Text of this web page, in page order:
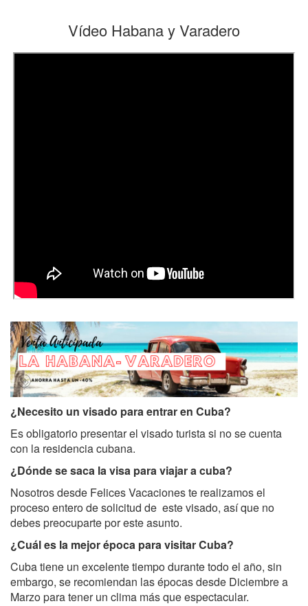
Vídeo Habana y Varadero
¿Necesito un visado para entrar en Cuba?
Es obligatorio presentar el visado turista si no se cuenta
con la residencia cubana.
¿Dónde se saca la visa para viajar a cuba?
Nosotros desde Felices Vacaciones te realizamos el
proceso entero de solicitud de este visado, así que no
debes preocuparte por este asunto.
¿Cuál es la mejor época para visitar Cuba?
Cuba tiene un excelente tiempo durante todo el año, sin
embargo, se recomiendan las épocas desde Diciembre a
Marzo para tener un clima más que espectacular.